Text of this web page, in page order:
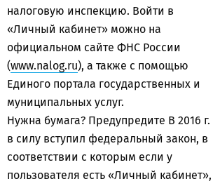
налоговую инспекцию. Войти в
«Личный кабинет» можно на
официальном сайте ФНС России
(www.nalog.ru), а также с помощью
Единого портала государственных и
муниципальных услуг.
Нужна бумага? Предупредите В 2016 г.
в силу вступил федеральный закон, в
соответствии с которым если у
пользователя есть «Личный кабинет»,